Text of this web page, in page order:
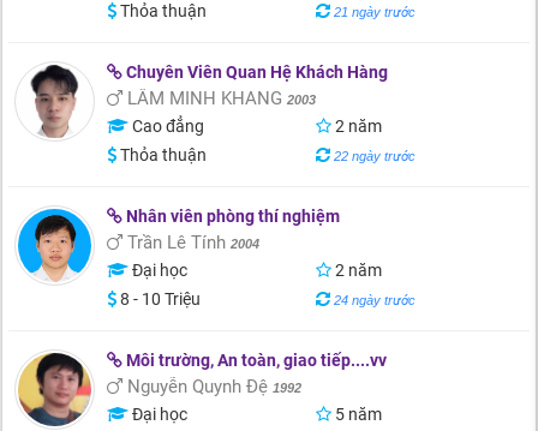
Thỏa thuận
21 ngày trước
Chuyên Viên Quan Hệ Khách Hàng
LÂM MINH KHANG 2003
Cao đẳng
2 năm
Thỏa thuận
22 ngày trước
Nhân viên phòng thí nghiệm
Trần Lê Tính 2004
Đại học
2 năm
8 - 10 Triệu
24 ngày trước
Môi trường, An toàn, giao tiếp....vv
Nguyễn Quynh Đệ 1992
Đại học
5 năm